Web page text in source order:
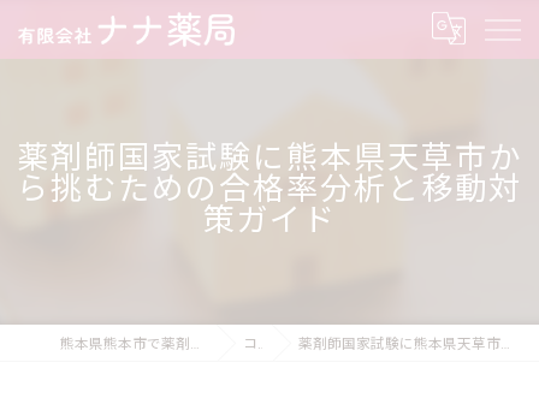
薬剤師国家試験に熊本県天草市か
ら挑むための合格率分析と移動対
策ガイド
熊本県熊本市で薬剤師の求人なら有限会社ナナ薬局 コラム 薬剤師国家試験に熊本県天草市から挑むための合格率分析と移動対策ガイド